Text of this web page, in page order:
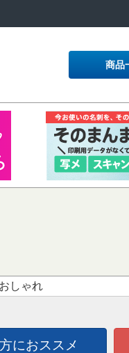
商品
しゃれ
におススメ